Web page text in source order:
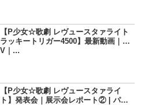
【P少女☆歌劇 レヴュースタァライト
ラッキートリガー4500】最新動画｜P
V｜...
【P少女☆歌劇 レヴュースタァライ
ト】発表会｜展示会レポート② | パチ